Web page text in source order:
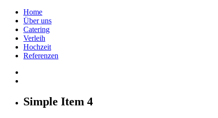
Home
Über uns
Catering
Verleih
Hochzeit
Referenzen
Simple Item 4